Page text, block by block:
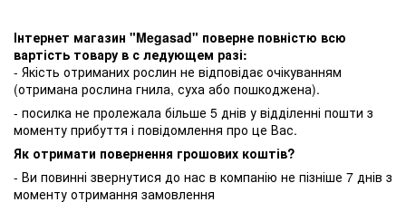
Інтернет магазин "Megasad" поверне повністю всю
вартість товару в с ледующем разі:
- Якість отриманих рослин не відповідає очікуванням
(отримана рослина гнила, суха або пошкоджена).
- посилка не пролежала більше 5 днів у відділенні пошти з
моменту прибуття і повідомлення про це Вас.
Як отримати повернення грошових коштів?
- Ви повинні звернутися до нас в компанію не пізніше 7 днів з
моменту отримання замовлення